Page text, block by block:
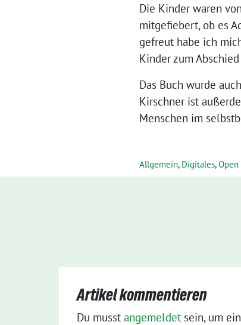
Die Kinder waren
mitgefiebert, ob es
gefreut habe ich
Kinder zum
Das Buch wurde
Kirschner ist
Menschen im
Allgemein, Digitales,Open
Artikel kommentieren
Du musst angemeldet sein, um